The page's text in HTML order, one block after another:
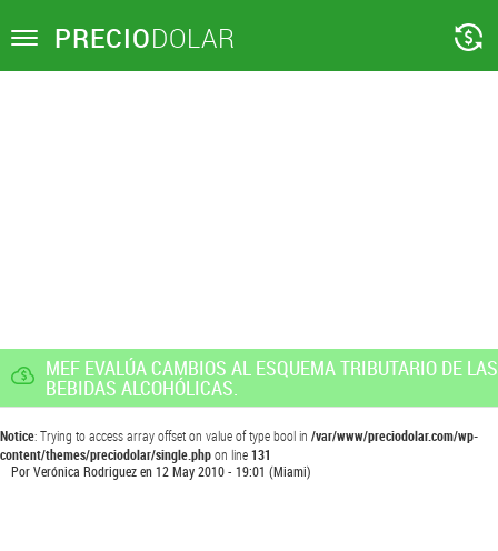
Toggle PRECIODOLAR
MEF EVALÚA CAMBIOS AL ESQUEMA TRIBUTARIO DE LAS
BEBIDAS ALCOHÓLICAS.
Notice: Trying to access array offset on value of type bool in /var/www/preciodolar.com/wp-
content/themes/preciodolar/single.phpon line131
PorVerónica Rodriguezen12 May 2010 - 19:01 (Miami)